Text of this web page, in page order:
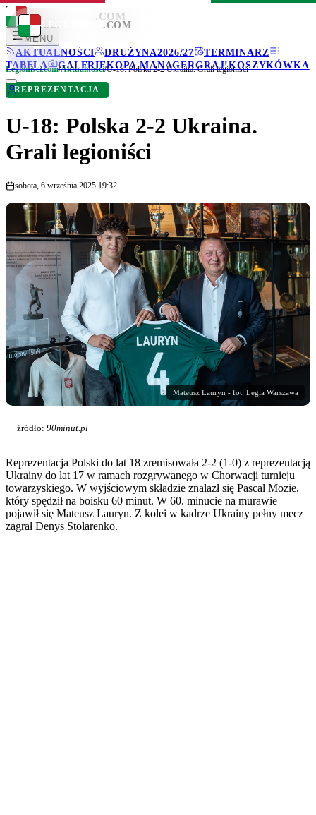
LEGIONISCI .COM
MENU
AKTUALNOŚCI
DRUŻYNA2026/27
TERMINARZ
TABELA
GALERIEKOPA MANAGERGRAJ!KOSZYKÓWKA
LEGIONISCI .COM
Legionisci.com/Aktualności/U-18: Polska 2-2 Ukraina. Grali legioniści
REPREZENTACJA
U-18: Polska 2-2 Ukraina.
Grali legioniści
sobota, 6 września 2025 19:32
Mateusz Lauryn - fot. Legia Warszawa
źródło: 90minut.pl
Reprezentacja Polski do lat 18 zremisowała 2-2 (1-0) z reprezentacją
Ukrainy do lat 17 w ramach rozgrywanego w Chorwacji turnieju
towarzyskiego. W wyjściowym składzie znalazł się Pascal Mozie,
który spędził na boisku 60 minut. W 60. minucie na murawie
pojawił się Mateusz Lauryn. Z kolei w kadrze Ukrainy pełny mecz
zagrał Denys Stolarenko.